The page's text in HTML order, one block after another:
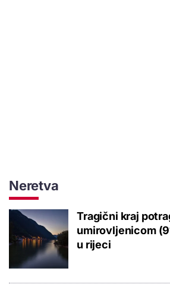
Neretva
Tragični kraj
umirovljenicom
u rijeci